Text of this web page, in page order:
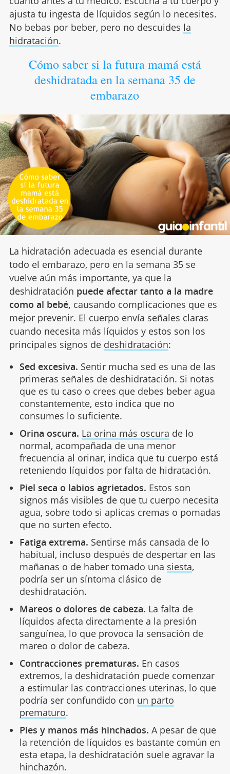
ajusta tu ingesta de líquidos según lo necesites.
No bebas por beber, pero no descuides la
hidratación.
Cómo saber si la futura mamá está
deshidratada en la semana 35 de
embarazo
La hidratación adecuada es esencial durante
todo el embarazo, pero en la semana 35 se
vuelve aún más importante, ya que la
deshidratación puede afectar tanto a la madre
como al bebé, causando complicaciones que es
mejor prevenir. El cuerpo envía señales claras
cuando necesita más líquidos y estos son los
principales signos de deshidratación:
Sed excesiva. Sentir mucha sed es una de las
primeras señales de deshidratación. Si notas
que es tu caso o crees que debes beber agua
constantemente, esto indica que no
consumes lo suficiente.
Orina oscura. La orina más oscura de lo
normal, acompañada de una menor
frecuencia al orinar, indica que tu cuerpo está
reteniendo líquidos por falta de hidratación.
Piel seca o labios agrietados. Estos son
signos más visibles de que tu cuerpo necesita
agua, sobre todo si aplicas cremas o pomadas
que no surten efecto.
Fatiga extrema. Sentirse más cansada de lo
habitual, incluso después de despertar en las
mañanas o de haber tomado una siesta,
podría ser un síntoma clásico de
deshidratación.
Mareos o dolores de cabeza. La falta de
líquidos afecta directamente a la presión
sanguínea, lo que provoca la sensación de
mareo o dolor de cabeza.
Contracciones prematuras. En casos
extremos, la deshidratación puede comenzar
a estimular las contracciones uterinas, lo que
podría ser confundido con un parto
prematuro.
Pies y manos más hinchados. A pesar de que
la retención de líquidos es bastante común en
esta etapa, la deshidratación suele agravar la
hinchazón.